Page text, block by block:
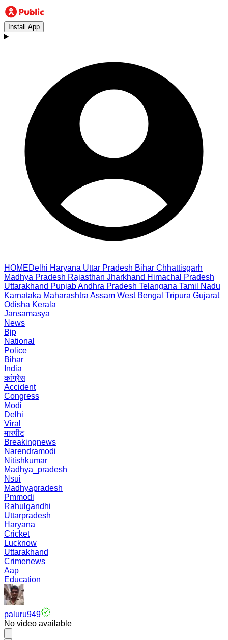
Install App
HOMEDelhi Haryana Uttar Pradesh Bihar Chhattisgarh
Madhya Pradesh Rajasthan Jharkhand Himachal Pradesh
Uttarakhand PunjabAndhra Pradesh Telangana Tamil Nadu
Karnataka Maharashtra Assam West Bengal Tripura Gujarat
Odisha Kerala
Jansamasya
News
Bjp
National
Police
Bihar
India
कांग्रेस
Accident
Congress
Modi
Delhi
Viral
मारपीट
Breakingnews
Narendramodi
Nitishkumar
Madhya_pradesh
Nsui
Madhyapradesh
Pmmodi
Rahulgandhi
Uttarpradesh
Haryana
Cricket
Lucknow
Uttarakhand
Crimenews
Aap
Education
paluru949
No video available